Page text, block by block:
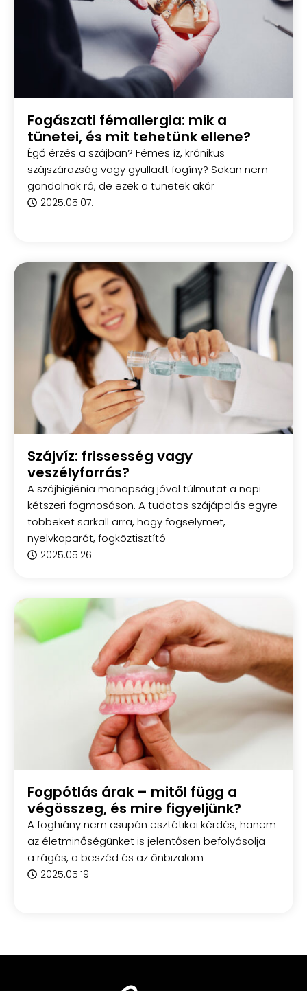
Fogászati fémallergia: mik a
tünetei, és mit tehetünk ellene?
Égő érzés a szájban? Fémes íz, krónikus
szájszárazság vagy gyulladt fogíny? Sokan nem
gondolnak rá, de ezek a tünetek akár
2025.05.07.
Szájvíz: frissesség vagy
veszélyforrás?
A szájhigiénia manapság jóval túlmutat a napi
kétszeri fogmosáson. A tudatos szájápolás egyre
többeket sarkall arra, hogy fogselymet,
nyelvkaparót, fogköztisztító
2025.05.26.
Fogpótlás árak – mitől függ a
végösszeg, és mire figyeljünk?
A foghiány nem csupán esztétikai kérdés, hanem
az életminőségünket is jelentősen befolyásolja –
a rágás, a beszéd és az önbizalom
2025.05.19.